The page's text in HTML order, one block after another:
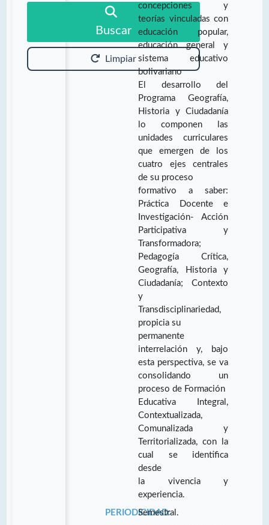
Buscar
Limpiar
concepciones y
teorías vinculadas con
educación popular,
educación general y
sistema educativo
bolivariano
El desarrollo del
Programa Geografía,
Historia y Ciudadanía
lo componen las
unidades curriculares
que emergen de los
cuatro ejes centrales
de su proceso
formativo a saber:
Práctica Docente e
Investigación- Acción
Participativa y
Transformadora;
Pedagogía Crítica,
Geografía, Historia y
Ciudadanía; Contexto
y
Transdisciplinariedad,
propicia su
permanente
interrelación y, bajo
esta perspectiva, se va
consolidando un
proceso de Formación
Educativa Integral,
Contextualizada,
Comunalizada y
Territorializada, con la
cual se identifica
desde
la vivencia y
experiencia.
PERIODICIDAD:
Semestral.